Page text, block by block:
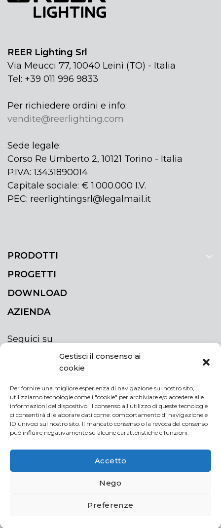
Gestisci il consenso ai
cookie
Per fornire una migliore esperienza di navigazione sul nostro sito,
utilizziamo tecnologie come i "cookie" per archiviare e/o accedere alle
informazioni del dispositivo. Il consenso all'utilizzo di queste tecnologie
ci consentirà di elaborare dati come: comportamento di navigazione e
ID univoci sul nostro sito. Il mancato consenso o la revoca del consenso
può influire negativamente su alcune caratteristiche e funzioni.
Accetto
Nego
Preferenze
REER Lighting Srl
Via Meucci 77, 10040 Leinì (TO) - Italia
Tel: +39 011 996 9833
Per richiedere ordini e info:
vendite@reerlighting.com
Sede legale:
Corso Re Umberto 2, 10121 Torino - Italia
P.IVA: 13431890014
Capitale sociale: € 1.000.000 I.V.
PEC: reerlightingsrl@legalmail.it
PRODOTTI
PROGETTI
DOWNLOAD
AZIENDA
Seguici su
ISCRIVITI ALLA NEWSLETTER
Rimani sempre aggiornato iscrivendoti alla
newsletter
NEWSLETTER
Acconsento al trattamento dei miei dati personali
If